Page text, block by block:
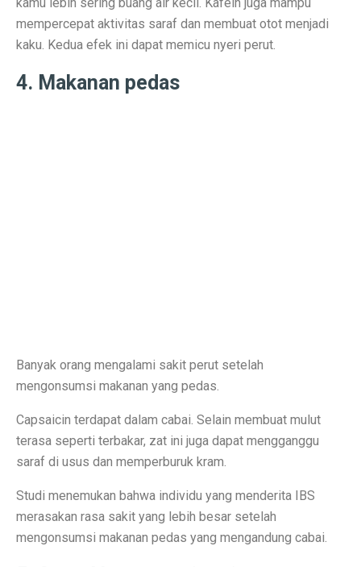
Prakiraan Cuaca Palembang Hari Ini, Hujan Siang Hari
7 Shio yang Jalannya Kaya Terbuka, Mulai 3 Oktober
5 Fakta Menarik Sejarah Kota Boston, Pusat Revolusi
Opini: Menghadapi Era TUNA dan Strategi Ekonomi
Ramalan Zodiak Jumat 3 Oktober 2025: Kejutan di
Gerah Maksimal! Rahasia Panas Kota Pahlawan
Musim Hujan Datang, Waspadai Jamur Kaca Mobil,
Hujan Musim Normal, Tapi Tetap Waspada Bencana
Penelitian: Bencana Alam Ancam Kesejahteraan Eropa
mempercepat aktivitas saraf dan membuat otot menjadi
kaku. Kedua efek ini dapat memicu nyeri perut.
4. Makanan pedas
Banyak orang mengalami sakit perut setelah
mengonsumsi makanan yang pedas.
Capsaicin terdapat dalam cabai. Selain membuat mulut
terasa seperti terbakar, zat ini juga dapat mengganggu
saraf di usus dan memperburuk kram.
Studi menemukan bahwa individu yang menderita IBS
merasakan rasa sakit yang lebih besar setelah
mengonsumsi makanan pedas yang mengandung cabai.